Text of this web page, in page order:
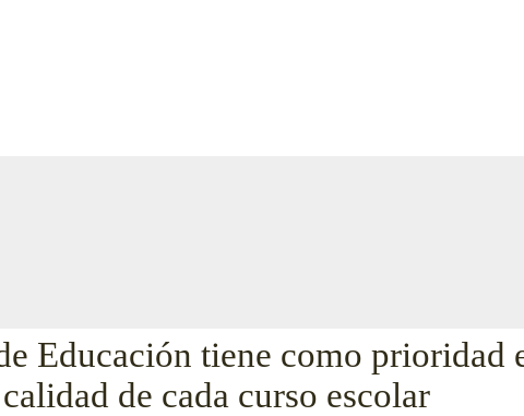
Educación tiene como prioridad
calidad de cada curso escolar